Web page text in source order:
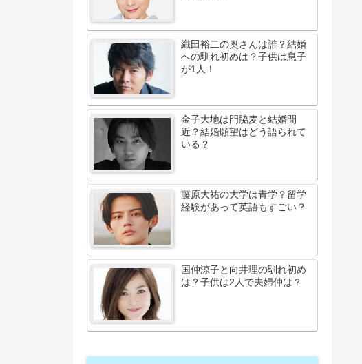
織田裕二の奥さんは誰？結婚
への馴れ初めは？子供は息子
が1人！
金子大地は門脇麦と結婚間
近？結婚願望はどう語られて
いる？
藤原大祐の大学は青学？留学
経験があって英語もすごい？
国仲涼子と向井理の馴れ初め
は？子供は2人で夫婦仲は？